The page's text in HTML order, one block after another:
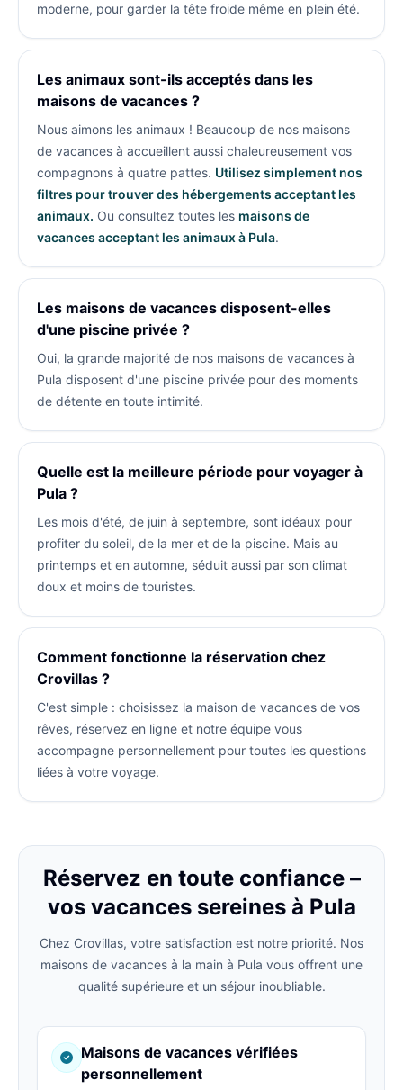
moderne, pour garder la tête froide même en plein été.
Les animaux sont-ils acceptés dans les
maisons de vacances ?
Nous aimons les animaux ! Beaucoup de nos maisons
de vacances à accueillent aussi chaleureusement vos
compagnons à quatre pattes. Utilisez simplement nos
filtres pour trouver des hébergements acceptant les
animaux. Ou consultez toutes les maisons de
vacances acceptant les animaux à Pula.
Les maisons de vacances disposent-elles
d'une piscine privée ?
Oui, la grande majorité de nos maisons de vacances à
Pula disposent d'une piscine privée pour des moments
de détente en toute intimité.
Quelle est la meilleure période pour voyager à
Pula ?
Les mois d'été, de juin à septembre, sont idéaux pour
profiter du soleil, de la mer et de la piscine. Mais au
printemps et en automne, séduit aussi par son climat
doux et moins de touristes.
Comment fonctionne la réservation chez
Crovillas ?
C'est simple : choisissez la maison de vacances de vos
rêves, réservez en ligne et notre équipe vous
accompagne personnellement pour toutes les questions
liées à votre voyage.
Réservez en toute confiance –
vos vacances sereines à Pula
Chez Crovillas, votre satisfaction est notre priorité. Nos
maisons de vacances à la main à Pula vous offrent une
qualité supérieure et un séjour inoubliable.
Maisons de vacances vérifiées
personnellement